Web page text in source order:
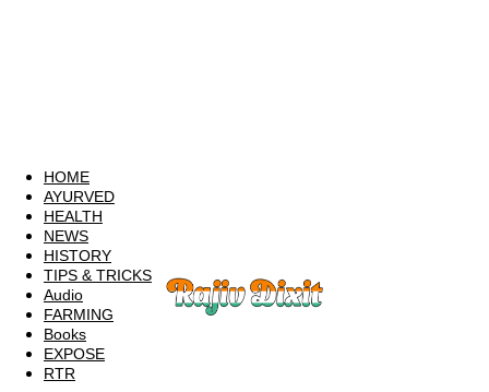
HOME
AYURVED
HEALTH
NEWS
HISTORY
TIPS & TRICKS
Audio
FARMING
Books
EXPOSE
RTR